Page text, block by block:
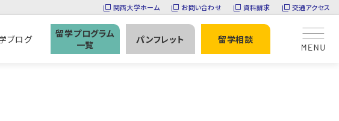
関西大学ホーム お問い合わせ 資料請求 交通アクセス
ブログ
留学プログラム
一覧
パンフレット 留学相談